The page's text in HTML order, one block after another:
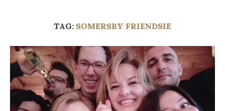
TAG: SOMERSBY FRIENDSIE